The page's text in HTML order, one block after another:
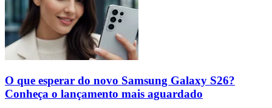
O que esperar do novo Samsung Galaxy S26?
Conheça o lançamento mais aguardado